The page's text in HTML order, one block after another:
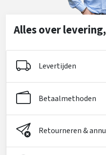
Alles over
Levertijden
Betaalmethoden
Retourneren &